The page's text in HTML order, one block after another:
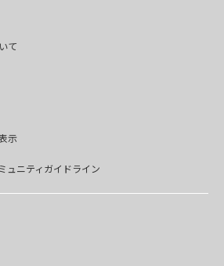
て
示
ュニティガイドライン